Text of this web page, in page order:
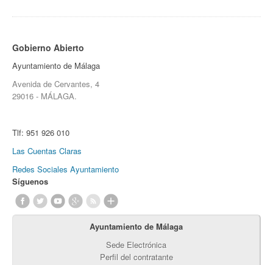
Gobierno Abierto
Ayuntamiento de Málaga
Avenida de Cervantes, 4
29016 - MÁLAGA.
Tlf: 951 926 010
Las Cuentas Claras
Redes Sociales Ayuntamiento
Síguenos
Ayuntamiento de Málaga
Sede Electrónica
Perfil del contratante